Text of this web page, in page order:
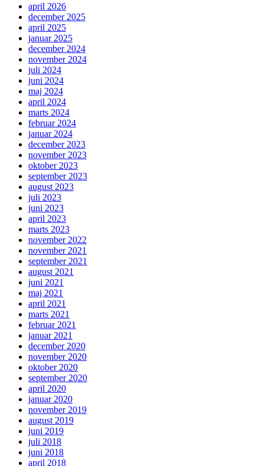
april 2026
december 2025
april 2025
januar 2025
december 2024
november 2024
juli 2024
juni 2024
maj 2024
april 2024
marts 2024
februar 2024
januar 2024
december 2023
november 2023
oktober 2023
september 2023
august 2023
juli 2023
juni 2023
april 2023
marts 2023
november 2022
november 2021
september 2021
august 2021
juni 2021
maj 2021
april 2021
marts 2021
februar 2021
januar 2021
december 2020
november 2020
oktober 2020
september 2020
april 2020
januar 2020
november 2019
august 2019
juni 2019
juli 2018
juni 2018
april 2018